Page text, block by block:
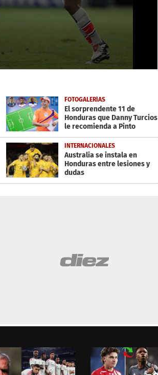
FOTOGALERÍAS
El sorprendente 11 de
Honduras que Danny Turcios
le recomienda a Pinto
INTERNACIONALES
Australia se instala en
Honduras entre lesiones y
dudas